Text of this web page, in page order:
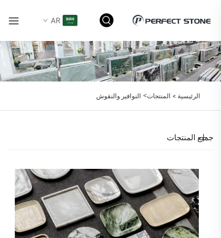
AR
الرئيسية > المنتجات> النوافير والنقوش
جميع المنتجات